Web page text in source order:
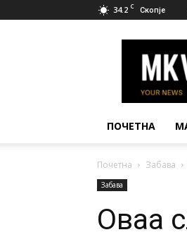
34.2 C Скопје
Вести
ПОЧЕТНА
Почетна Забава
Забава
Оваа